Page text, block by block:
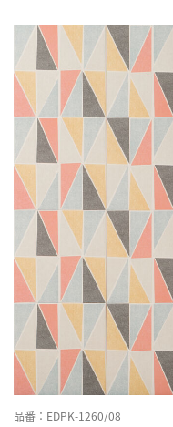
品番：EDPK-1260/08